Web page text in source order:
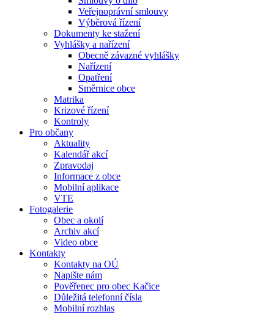
Veřejnoprávní smlouvy
Výběrová řízení
Dokumenty ke stažení
Vyhlášky a nařízení
Obecně závazné vyhlášky
Nařízení
Opatření
Směrnice obce
Matrika
Krizové řízení
Kontroly
Pro občany
Aktuality
Kalendář akcí
Zpravodaj
Informace z obce
Mobilní aplikace
VTE
Fotogalerie
Obec a okolí
Archiv akcí
Video obce
Kontakty
Kontakty na OÚ
Napište nám
Pověřenec pro obec Kačice
Důležitá telefonní čísla
Mobilní rozhlas